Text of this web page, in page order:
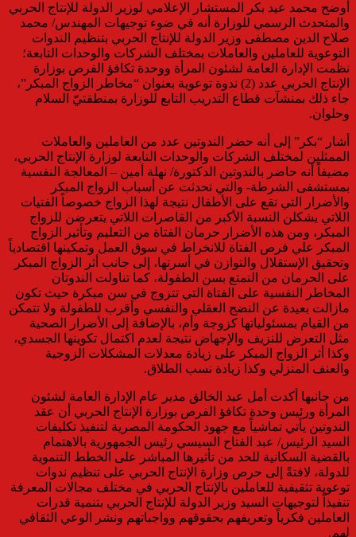
أوضح محمد عيد بكر المستشار الإعلامي لوزير الدولة للإنتاج الحربي
والمتحدث الرسمي للوزارة أنه في ضوء توجيهات المهندس/ محمد
صلاح الدين مصطفى وزير الدولة للإنتاج الحربي بتنظيم الندوات
التوعوية للعاملين والعاملات بمختلف الشركات والوحدات التابعة؛
نظمت الإدارة العامة لشئون المرأة ووحدة تكافؤ الفرص بوزارة
الإنتاج الحربي عدد (2) ندوة توعوية بعنوان “مخاطر الزواج المبكر”،
جاء ذلك بمنشآت قطاع التدريب التابع للوزارة بمنطقتيّ السلام
وحلوان.
أشار “بكر” إلى أنه حضر الندوتين عدد من العاملين والعاملات
الممثلين لمختلف الشركات والوحدات التابعة لوزارة الإنتاج الحربي،
مضيفاً أنه حاضر بالندوتين الدكتورة/ نهلة أمين – المعالجة النفسية
بمستشفى الشرطة- والتي تحدثت عن أسباب الزواج المبكر
والأضرار التي تقع على الأطفال نتيجة لهذا الزواج خصوصاً الفتيات
اللاتي يشكلن النسبة الأكبر من القاصرات اللاتي يتعرضن للزواج
المبكر، ومن هذه الأضرار حرمان الفتاة من التعليم وتأثير الزواج
المبكر علي فرص الفتاة للانخراط في سوق العمل وتمكينها اقتصادياً
وتحقيق الإستقلال والتوازن في أسرتها، إلى جانب أثر الزواج المبكر
على الحرمان من التمتع بسن الطفولة، كما تناولت الندوتان
المخاطر النفسية على الفتاة التي تتزوج في سن مبكرة حيث تكون
مازالت بعيدة عن النضج العقلي والنفسي وأقرب للطفولة ولا تتمكن
من القيام بمسئولياتها كزوجة وأم، بالإضافة إلى الأضرار الصحية
مثل التعرض للنزيف والإجهاض نتيجة لعدم اكتمال تكوينها الجسدي،
وكذا أثر الزواج المبكر على زيادة معدلات المشكلات الزوجية
والعنف المنزلي وكذا زيادة نسب الطلاق.
من جانبها أكدت أمل عبد الخالق مدير عام الإدارة العامة لشئون
المرأة ورئيس وحدة تكافؤ الفرص بوزارة الإنتاج الحربي أن عقد
الندوتين يأتي تماشياً مع جهود الحكومة المصرية لتنفيذ تكليفات
السيد الرئيس/ عبد الفتاح السيسي رئيس الجمهورية بالاهتمام
بالقضية السكانية للحد من تأثيرها المباشر على الخطط التنموية
للدولة، لافتةً إلى حرص وزارة الإنتاج الحربي على تنظيم ندوات
توعوية تثقيفية للعاملين بالإنتاج الحربي في مختلف مجالات المعرفة
تنفيذاً لتوجيهات السيد وزير الدولة للإنتاج الحربي بتنمية قدرات
العاملين فكرياً وتعريفهم بحقوقهم وواجباتهم ونشر الوعي الثقافي
لهم.